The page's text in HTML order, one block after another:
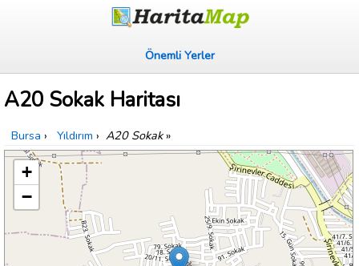
Önemli Yerler
A20 Sokak Haritası
Bursa › Yıldırım › A20 Sokak»
+
−